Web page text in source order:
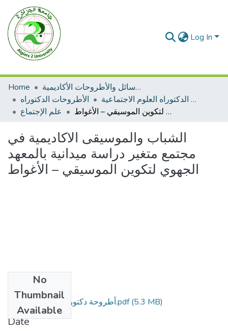
Log In
Home
الرسائل والأطروحات الأكاديمية
الأطروحات الدكتوراه
الأطروحات الدكتوراه العلوم الاجتماعية
علم الإجتماع
الشباب والموسيقى الاكاديمية في مجتمع متغير دراسة ميدانية بالمعهد الجهوي لتكوين الموسيقي – الأغواط
الشباب والموسيقى الاكاديمية في
مجتمع متغير دراسة ميدانية بالمعهد
الجهوي لتكوين الموسيقي – الأغواط
No
Thumbnail
Available
أطروحة دكتوراه زرقين سهام (1).pdf(5.3 MB)
Date